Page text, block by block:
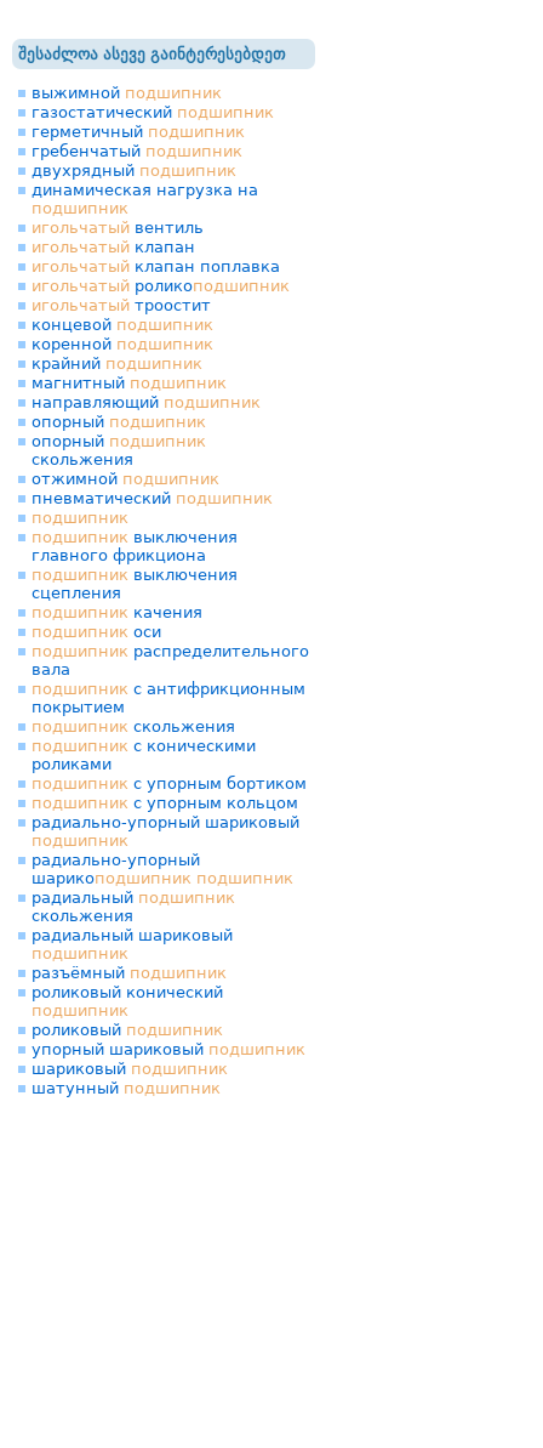
შესაძლოა ასევე გაინტერესებდეთ
выжимной подшипник
газостатический подшипник
герметичный подшипник
гребенчатый подшипник
двухрядный подшипник
динамическая нагрузка на
подшипник
игольчатый вентиль
игольчатый клапан
игольчатый клапан поплавка
игольчатый роликоподшипник
игольчатый троостит
концевой подшипник
коренной подшипник
крайний подшипник
магнитный подшипник
направляющий подшипник
опорный подшипник
опорный подшипник
скольжения
отжимной подшипник
пневматический подшипник
подшипник
подшипник выключения
главного фрикциона
подшипник выключения
сцепления
подшипник качения
подшипник оси
подшипник распределительного
вала
подшипник с антифрикционным
покрытием
подшипник скольжения
подшипник с коническими
роликами
подшипник с упорным бортиком
подшипник с упорным кольцом
радиально-упорный шариковый
подшипник
радиально-упорный
шарикоподшипник подшипник
радиальный подшипник
скольжения
радиальный шариковый
подшипник
разъёмный подшипник
роликовый конический
подшипник
роликовый подшипник
упорный шариковый подшипник
шариковый подшипник
шатунный подшипник